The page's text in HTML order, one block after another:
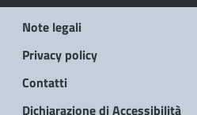
Note legali
Privacy policy
Contatti
Dichiarazione di Accessibilità